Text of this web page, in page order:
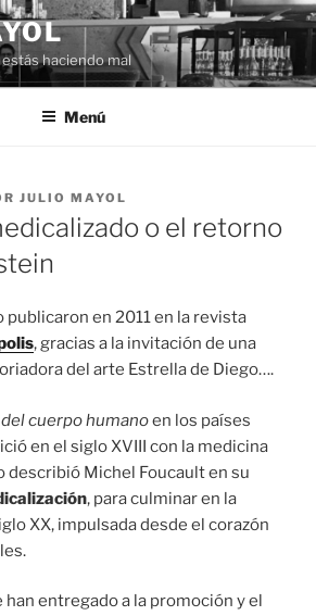
haciendo mal
Menú
JULIO MAYOL
o el retorno
publicaron en 2011 en la revista
, gracias a la invitación de una
del arte Estrella de Diego….
cuerpo humanoen los países
en el siglo XVIII con la medicina
describió Michel Foucault en su
, para culminar en la
XX, impulsada desde el corazón
han entregado a la promoción y el